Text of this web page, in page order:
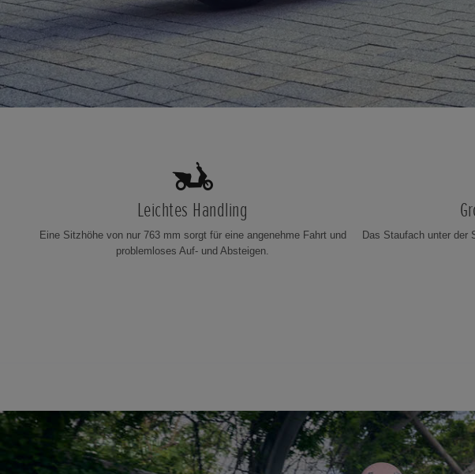
Leichtes Handling
Eine Sitzhöhe von nur 763 mm sorgt für eine angenehme Fahrt und
problemloses Auf- und Absteigen.
Das Staufach unter der